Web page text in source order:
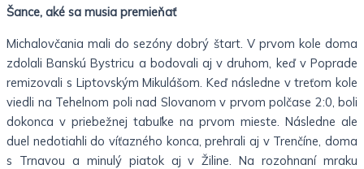
Šance, aké sa musia premieňať
Michalovčania mali do sezóny dobrý štart. V prvom kole doma
zdolali Banskú Bystricu a bodovali aj v druhom, keď v Poprade
remizovali s Liptovským Mikulášom. Keď následne v treťom kole
viedli na Tehelnom poli nad Slovanom v prvom polčase 2:0, boli
dokonca v priebežnej tabuľke na prvom mieste. Následne ale
duel nedotiahli do víťazného konca, prehrali aj v Trenčíne, doma
s Trnavou a minulý piatok aj v Žiline. Na rozohnaní mraku